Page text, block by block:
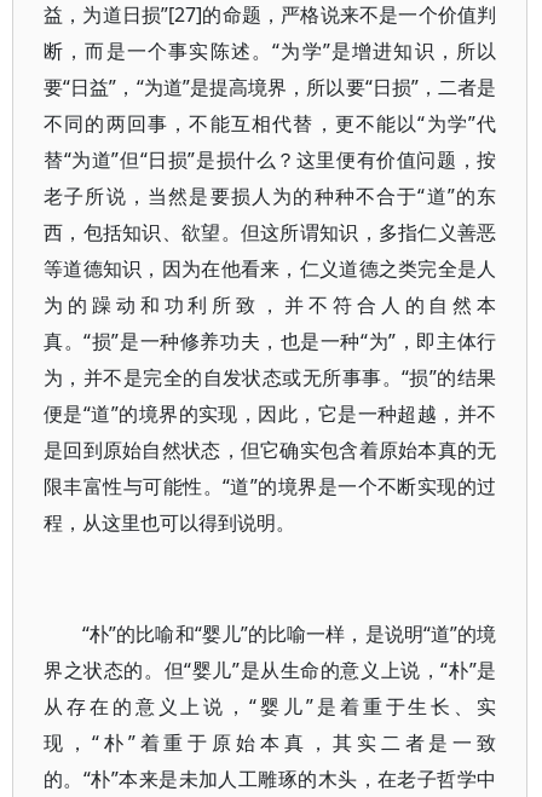
益，为道日损”[27]的命题，严格说来不是一个价值判
断，而是一个事实陈述。“为学”是增进知识，所以
要“日益”，“为道”是提高境界，所以要“日损”，二者是
不同的两回事，不能互相代替，更不能以“为学”代
替“为道”但“日损”是损什么？这里便有价值问题，按
老子所说，当然是要损人为的种种不合于“道”的东
西，包括知识、欲望。但这所谓知识，多指仁义善恶
等道德知识，因为在他看来，仁义道德之类完全是人
为的躁动和功利所致，并不符合人的自然本
真。“损”是一种修养功夫，也是一种“为”，即主体行
为，并不是完全的自发状态或无所事事。“损”的结果
便是“道”的境界的实现，因此，它是一种超越，并不
是回到原始自然状态，但它确实包含着原始本真的无
限丰富性与可能性。“道”的境界是一个不断实现的过
程，从这里也可以得到说明。
“朴”的比喻和“婴儿”的比喻一样，是说明“道”的境
界之状态的。但“婴儿”是从生命的意义上说，“朴”是
从存在的意义上说，“婴儿”是着重于生长、实
现，“朴”着重于原始本真，其实二者是一致
的。“朴”本来是未加人工雕琢的木头，在老子哲学中